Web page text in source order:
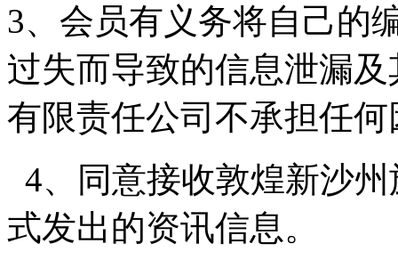
3、会员有义务将自己的
过失而导致的信息泄漏
有限责任公司不承担任
4、同意接收敦煌新沙
式发出的资讯信息。